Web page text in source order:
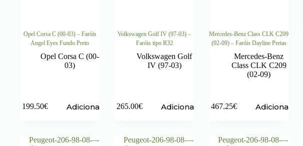
Opel Corsa C (00-03) – Faróis
Angel Eyes Fundo Preto
Opel Corsa C (00-
03)
199.50€ Adicionar
Volkswagen Golf IV (97-03) –
Faróis tipo R32
Volkswagen Golf
IV (97-03)
265.00€ Adicionar
Mercedes-Benz Class CLK C209
(02-09) – Faróis Dayline Pretas
Mercedes-Benz
Class CLK C209
(02-09)
467.25€ Adicionar